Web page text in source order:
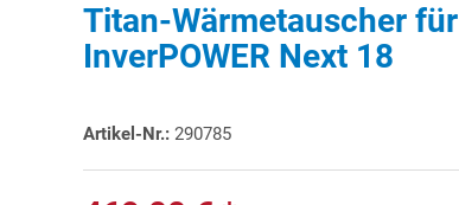
Titan-Wärmetauscher für
InverPOWER Next 18
Artikel-Nr.: 290785